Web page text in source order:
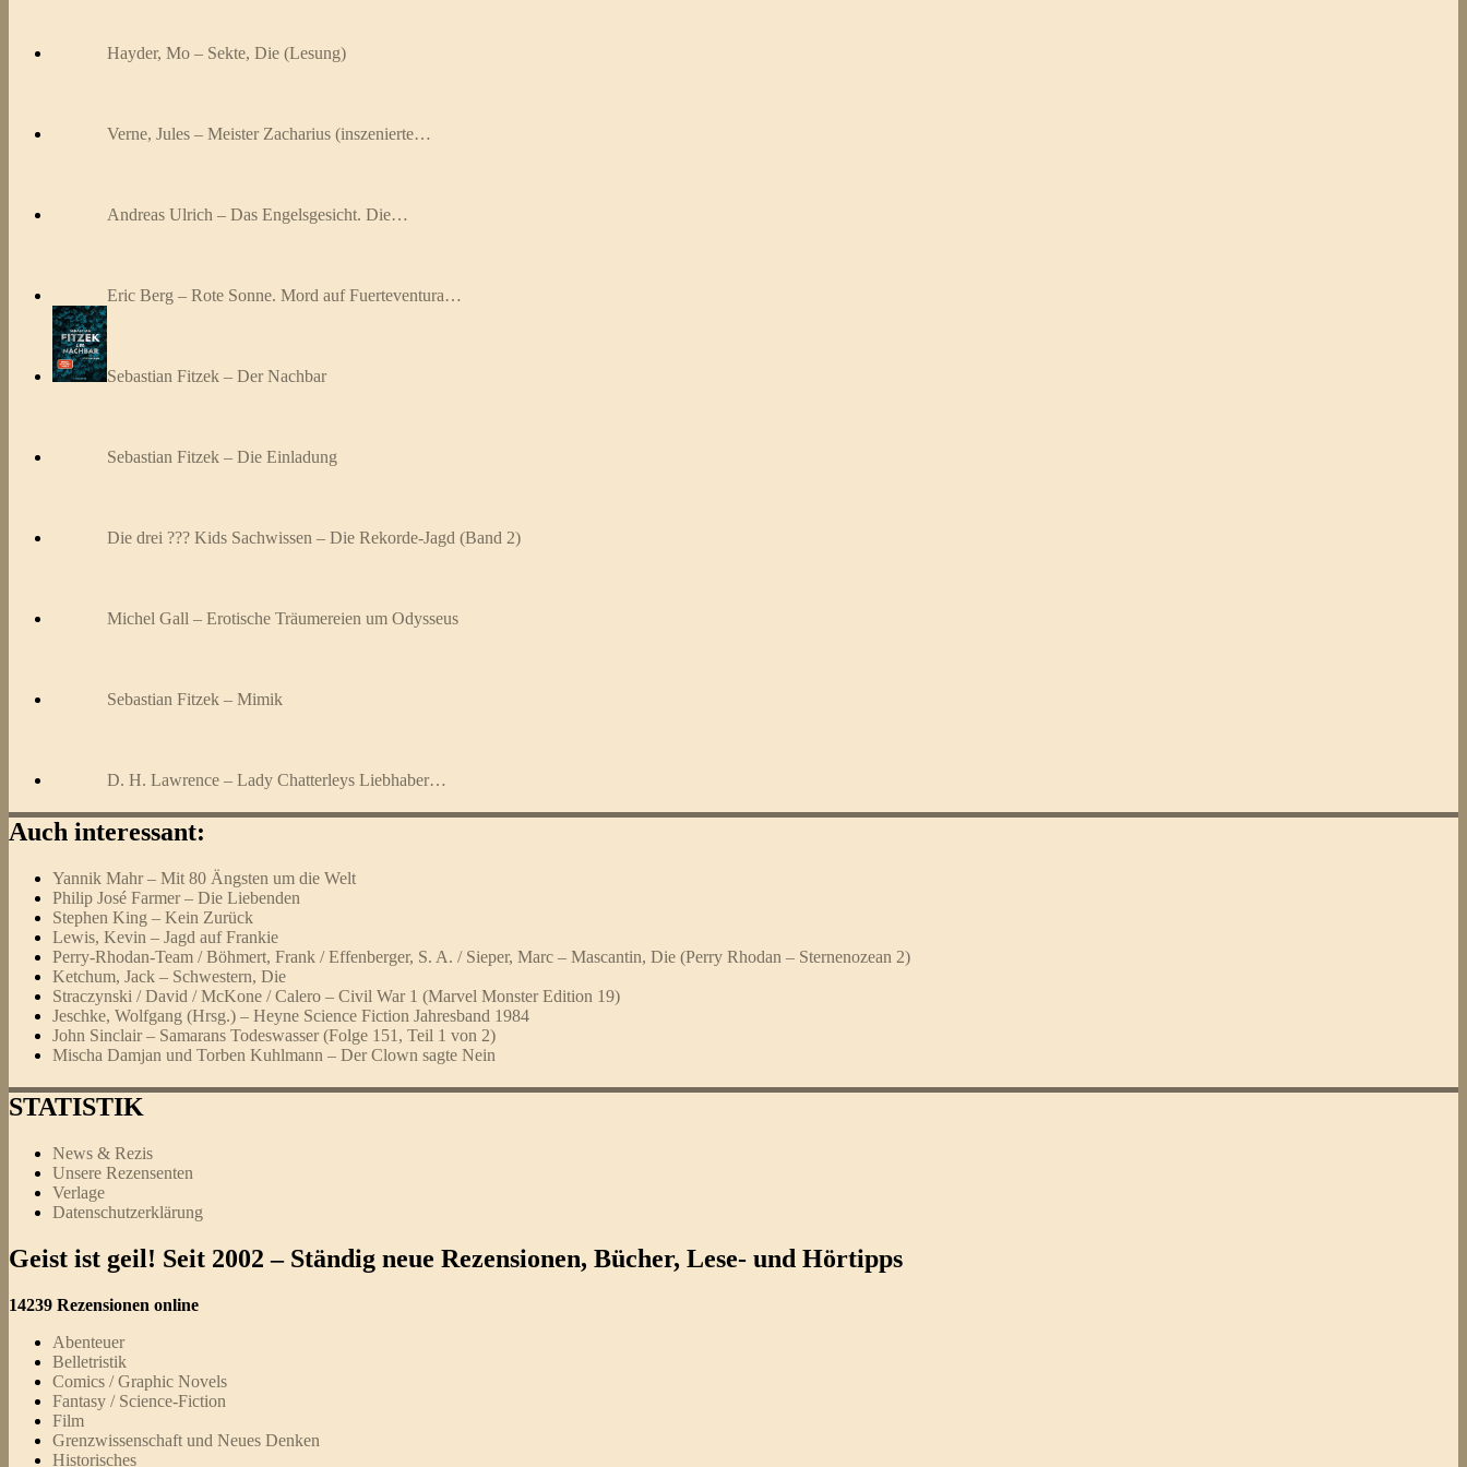
Hayder, Mo – Sekte, Die (Lesung)
Verne, Jules – Meister Zacharius (inszenierte…
Andreas Ulrich – Das Engelsgesicht. Die…
Eric Berg – Rote Sonne. Mord auf Fuerteventura…
Sebastian Fitzek – Der Nachbar
Sebastian Fitzek – Die Einladung
Die drei ??? Kids Sachwissen – Die Rekorde-Jagd (Band 2)
Michel Gall – Erotische Träumereien um Odysseus
Sebastian Fitzek – Mimik
D. H. Lawrence – Lady Chatterleys Liebhaber…
Auch interessant:
Yannik Mahr – Mit 80 Ängsten um die Welt
Philip José Farmer – Die Liebenden
Stephen King – Kein Zurück
Lewis, Kevin – Jagd auf Frankie
Perry-Rhodan-Team / Böhmert, Frank / Effenberger, S. A. / Sieper, Marc – Mascantin, Die (Perry Rhodan – Sternenozean 2)
Ketchum, Jack – Schwestern, Die
Straczynski / David / McKone / Calero – Civil War 1 (Marvel Monster Edition 19)
Jeschke, Wolfgang (Hrsg.) – Heyne Science Fiction Jahresband 1984
John Sinclair – Samarans Todeswasser (Folge 151, Teil 1 von 2)
Mischa Damjan und Torben Kuhlmann – Der Clown sagte Nein
STATISTIK
News & Rezis
Unsere Rezensenten
Verlage
Datenschutzerklärung
Geist ist geil! Seit 2002 – Ständig neue Rezensionen, Bücher, Lese- und Hörtipps
14239 Rezensionen online
Abenteuer
Belletristik
Comics / Graphic Novels
Fantasy / Science-Fiction
Film
Grenzwissenschaft und Neues Denken
Historisches